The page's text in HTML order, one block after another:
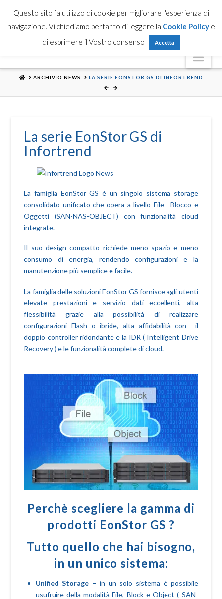
HOMEARCHIVIO NEWS LA SERIE EONSTOR GS DI INFORTREND
La serie EonStor GS di
Infortrend
La famiglia EonStor GS è un singolo sistema storage
consolidato unificato che opera a livello File , Blocco e
Oggetti (SAN-NAS-OBJECT) con funzionalità cloud
integrate.
Il suo design compatto richiede meno spazio e meno
consumo di energia, rendendo configurazioni e la
manutenzione più semplice e facile.
La famiglia delle soluzioni EonStor GS fornisce agli utenti
elevate prestazioni e servizio dati eccellenti, alta
flessibilità grazie alla possibilità di realizzare
configurazioni Flash o ibride, alta affidabilità con il
doppio controller ridondante e la IDR ( Intelligent Drive
Recovery ) e le funzionalità complete di cloud.
Perchè scegliere la gamma di
prodotti EonStor GS ?
Tutto quello che hai bisogno,
in un unico sistema:
Unified Storage – in un solo sistema è possibile
usufruire della modalità File, Block e Object ( SAN-
Questo sito fa utilizzo di cookie per migliorare l'esperienza di
navigazione. Vi chiediamo pertanto di leggere la Cookie Policye
di esprimere il Vostro consenso
Accetta